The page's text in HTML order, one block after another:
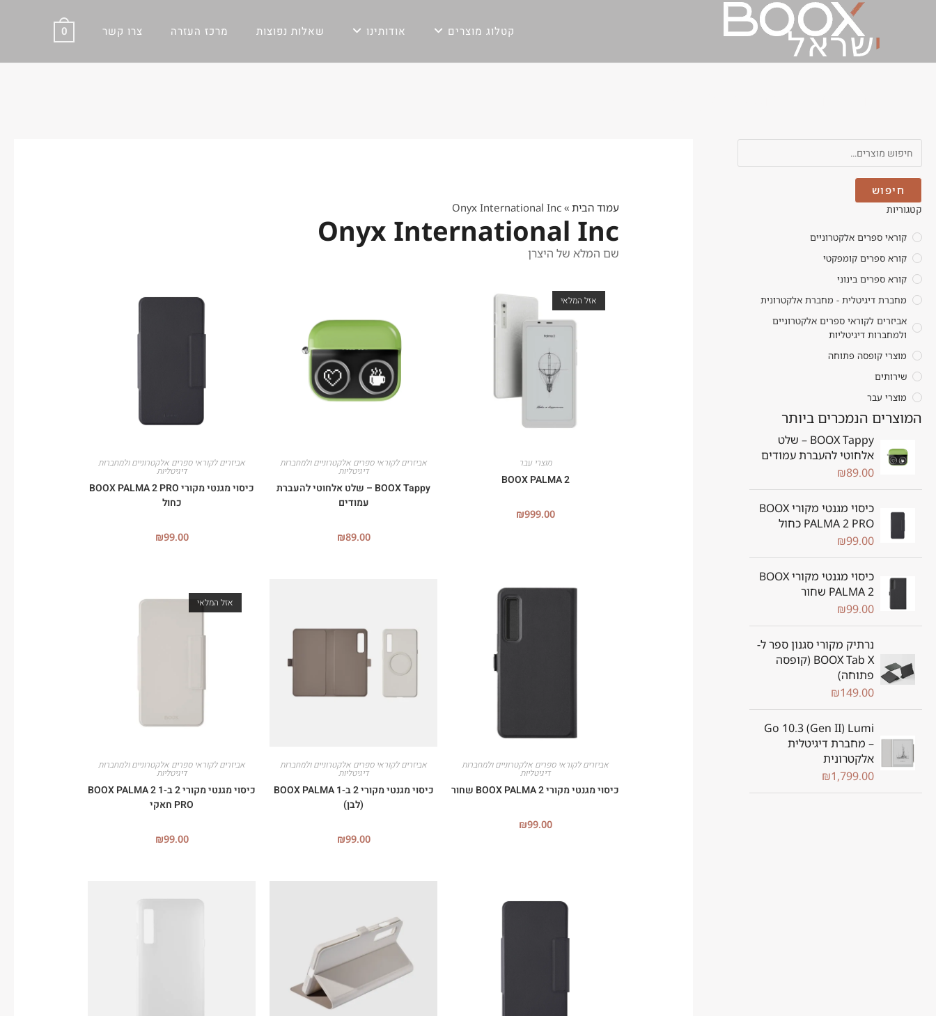
קטלוג מוצרים אודותינו שאלות נפוצות מרכז העזרה צרו קשר 0
חיפוש
קטגוריות
קוראי ספרים אלקטרוניים
קורא ספרים קומפקטי
קורא ספרים בינוני
מחברת דיגיטלית - מחברת אלקטרונית
אביזרים לקוראי ספרים אלקטרוניים
ולמחברות דיגיטליות
מוצרי קופסה פתוחה
שירותים
מוצרי עבר
המוצרים הנמכרים ביותר
BOOX Tappy – שלט
אלחוטי להעברת עמודים
₪89.00
כיסוי מגנטי מקורי BOOX
PALMA 2 PRO כחול
₪99.00
כיסוי מגנטי מקורי BOOX
PALMA 2 שחור
₪99.00
נרתיק מקורי סגנון ספר ל-
BOOX Tab X (קופסה
פתוחה)
₪149.00
Go 10.3 (Gen II) Lumi
– מחברת דיגיטלית
אלקטרונית
₪1,799.00
עמוד הבית»
Onyx International Inc
Onyx International Inc
שם המלא של היצרן
אזל המלאי
מוצרי עבר
BOOX PALMA 2
₪999.00
אביזרים לקוראי ספרים אלקטרוניים ולמחברות
דיגיטליות
BOOX Tappy – שלט אלחוטי להעברת
עמודים
₪89.00
אביזרים לקוראי ספרים אלקטרוניים ולמחברות
דיגיטליות
כיסוי מגנטי מקורי BOOX PALMA 2 PRO
כחול
₪99.00
אביזרים לקוראי ספרים אלקטרוניים ולמחברות
דיגיטליות
כיסוי מגנטי מקורי BOOX PALMA 2 שחור
₪99.00
אביזרים לקוראי ספרים אלקטרוניים ולמחברות
דיגיטליות
כיסוי מגנטי מקורי 2 ב-1 BOOX PALMA
(לבן)
₪99.00
אזל המלאי
אביזרים לקוראי ספרים אלקטרוניים ולמחברות
דיגיטליות
כיסוי מגנטי מקורי 2 ב-1 BOOX PALMA 2
PRO חאקי
₪99.00